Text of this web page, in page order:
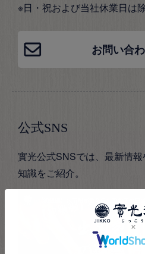
※日・祝および当社休業日は
お問い合
公式SNS
實光公式SNSでは、最新情
知識をご紹介。